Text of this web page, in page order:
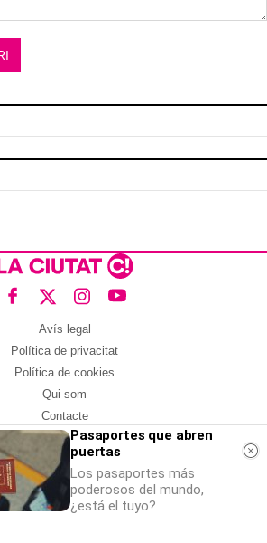
Avís legal
Política de privacitat
Política de cookies
Qui som
Contacte
Xarxes socials
Amb col·laboració de:
Pasaportes que abren
puertas
Los pasaportes más
poderosos del mundo,
¿está el tuyo?